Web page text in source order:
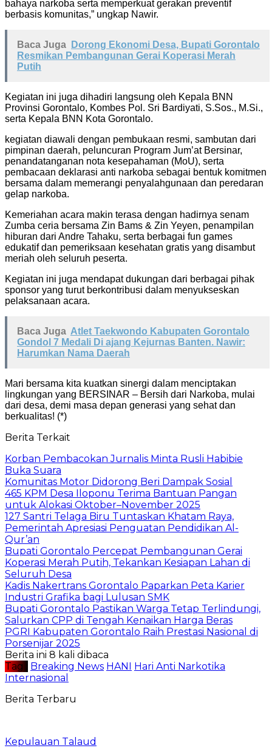
bahaya narkoba serta memperkuat gerakan preventif
berbasis komunitas,” ungkap Nawir.
Baca Juga
Dorong Ekonomi Desa, Bupati Gorontalo
Resmikan Pembangunan Gerai Koperasi Merah
Putih
Kegiatan ini juga dihadiri langsung oleh Kepala BNN
Provinsi Gorontalo, Kombes Pol. Sri Bardiyati, S.Sos., M.Si.,
serta Kepala BNN Kota Gorontalo.
kegiatan diawali dengan pembukaan resmi, sambutan dari
pimpinan daerah, peluncuran Program Jum’at Bersinar,
penandatanganan nota kesepahaman (MoU), serta
pembacaan deklarasi anti narkoba sebagai bentuk komitmen
bersama dalam memerangi penyalahgunaan dan peredaran
gelap narkoba.
Kemeriahan acara makin terasa dengan hadirnya senam
Zumba ceria bersama Zin Bams & Zin Yeyen, penampilan
hiburan dari Andre Tahaku, serta berbagai fun games
edukatif dan pemeriksaan kesehatan gratis yang disambut
meriah oleh seluruh peserta.
Kegiatan ini juga mendapat dukungan dari berbagai pihak
sponsor yang turut berkontribusi dalam menyukseskan
pelaksanaan acara.
Baca Juga ‎Atlet Taekwondo Kabupaten Gorontalo
Gondol 7 Medali Di ajang Kejurnas Banten. Nawir:
Harumkan Nama Daerah
Mari bersama kita kuatkan sinergi dalam menciptakan
lingkungan yang BERSINAR – Bersih dari Narkoba, mulai
dari desa, demi masa depan generasi yang sehat dan
berkualitas! (*)
Berita Terkait
Korban Pembacokan Jurnalis Minta Rusli Habibie
Buka Suara
Komunitas Motor Didorong Beri Dampak Sosial
465 KPM Desa Iloponu Terima Bantuan Pangan
untuk Alokasi Oktober–November 2025
127 Santri Telaga Biru Tuntaskan Khatam Raya,
Pemerintah Apresiasi Penguatan Pendidikan Al-
Qur’an
Bupati Gorontalo Percepat Pembangunan Gerai
Koperasi Merah Putih, Tekankan Kesiapan Lahan di
Seluruh Desa
Kadis Nakertrans Gorontalo Paparkan Peta Karier
Industri Grafika bagi Lulusan SMK
Bupati Gorontalo Pastikan Warga Tetap Terlindungi,
Salurkan CPP di Tengah Kenaikan Harga Beras
PGRI Kabupaten Gorontalo Raih Prestasi Nasional di
Porsenijar 2025
Berita ini 8 kali dibaca
Tag :
Breaking News HANI Hari Anti Narkotika
Internasional
Berita Terbaru
Kepulauan Talaud